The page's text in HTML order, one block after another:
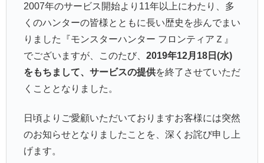
2007年のサービス開始より11年以上にわたり、多
くのハンターの皆様とともに長い歴史を歩んでまい
りました『モンスターハンター フロンティアＺ』
でございますが、このたび、 2019年12月18日(水)
をもちまして、 サービスの提供を終了させていただ
くこととなりました。
日頃よりご愛顧いただいておりますお客様には突然
のお知らせとなりましたことを、深くお詫び申し上
げます。